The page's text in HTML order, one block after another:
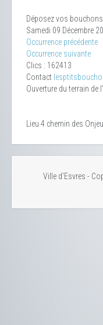
Déposez vos bouchons
Samedi 09 Décembre
Occurrence précédente
Occurrence suivante
Clics : 162413
Contact
Ouverture du terrain
Lieu 4 chemin des
Ville d'Esvres -